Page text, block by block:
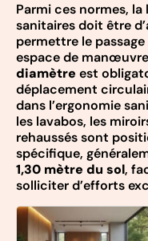
Parmi ces normes,
sanitaires doit être
permettre le
espace de
diamètre est
déplacement
dans l’ergonomie
les lavabos, les
rehaussés sont
spécifique,
1,30 mètre du sol,
solliciter d’efforts